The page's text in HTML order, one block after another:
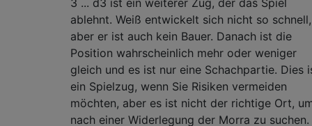
ablehnt. Weiß entwickelt sich nicht so schnell,
aber er ist auch kein Bauer. Danach ist die
Position wahrscheinlich mehr oder weniger
gleich und es ist nur eine Schachpartie. Dies
ein Spielzug, wenn Sie Risiken vermeiden
möchten, aber es ist nicht der richtige Ort,
nach einer Widerlegung der Morra zu suchen.